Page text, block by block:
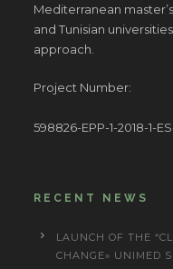
Mediterranean
and Tunisian
approach.
Project Number:
598826-EPP-1-2018-1-
RECENT NEWS
LAUNCH OF THE
CHANGE» UNIMED